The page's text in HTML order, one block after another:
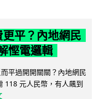
平？內地網民
慳電邏輯
平過開開關關？內地網民
118 元人民幣，有人飆到